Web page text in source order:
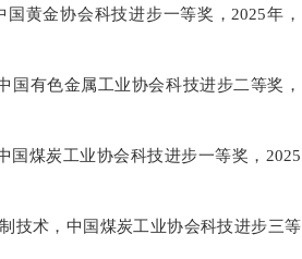
黄金协会科技进步一等奖，2025年，
国有色金属工业协会科技进步二等奖，
国煤炭工业协会科技进步一等奖，2025
技术，中国煤炭工业协会科技进步三等